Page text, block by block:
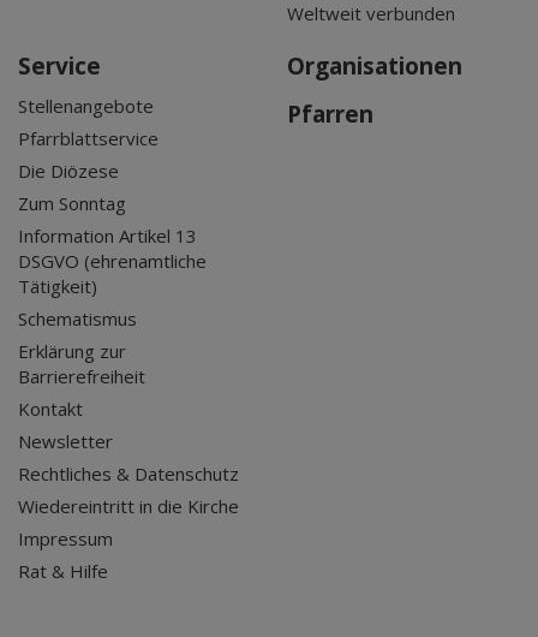
Weltweit verbunden
Service
Stellenangebote
Pfarrblattservice
Die Diözese
Zum Sonntag
Information Artikel 13
DSGVO (ehrenamtliche
Tätigkeit)
Schematismus
Erklärung zur
Barrierefreiheit
Kontakt
Newsletter
Rechtliches & Datenschutz
Wiedereintritt in die Kirche
Impressum
Rat & Hilfe
Organisationen
Pfarren